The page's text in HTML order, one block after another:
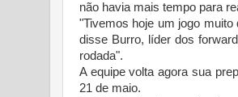
não havia mais tempo para
"Tivemos hoje um jogo
disse Burro, líder dos
rodada".
A equipe volta agora sua
21 de maio.